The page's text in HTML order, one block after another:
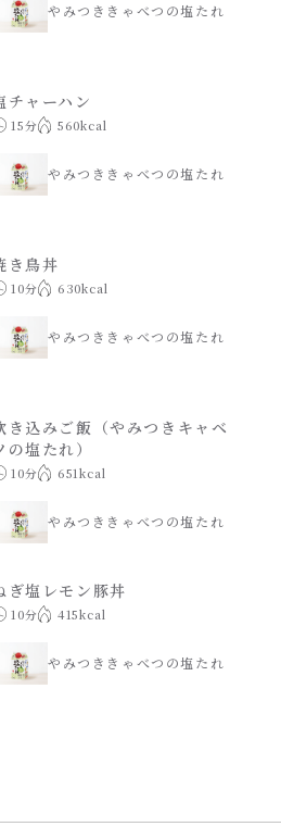
ャンタンチーズニングを
ーズ
塩たれ
じおろしぽん酢
ト
ーム
ゼ
やみつききゃべつの塩たれ
チャーハン
15分 560kcal
やみつききゃべつの塩たれ
き鳥丼
10分 630kcal
やみつききゃべつの塩たれ
き込みご飯（やみつきキャベ
の塩たれ）
10分 651kcal
やみつききゃべつの塩たれ
ぎ塩レモン豚丼
10分 415kcal
やみつききゃべつの塩たれ